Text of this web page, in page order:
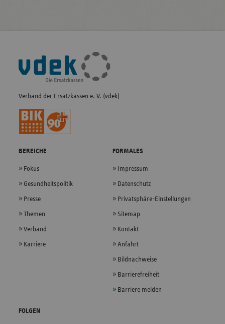
Fußleisten-
Navigation
Verband der Ersatzkassen e. V. (vdek)
BEREICHE
Fokus
Gesundheitspolitik
Presse
Themen
Verband
Karriere
FORMALES
Impressum
Datenschutz
Privatsphäre-Einstellungen
Sitemap
Kontakt
Anfahrt
Bildnachweise
Barrierefreiheit
Barriere melden
FOLGEN